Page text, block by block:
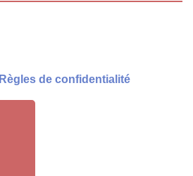
Règles de confidentialité